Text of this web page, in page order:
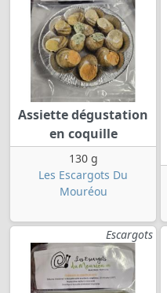
Assiette dégustation
en coquille
130 g
Les Escargots Du
Mouréou
Escargots